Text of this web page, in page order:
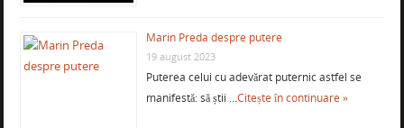
Marin Preda despre putere
19 august 2023
Puterea celui cu adevărat puternic astfel se
manifestă: să știi …Citește în continuare »